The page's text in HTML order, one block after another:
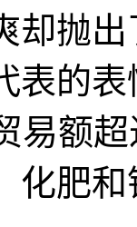
却抛
表的
易额
化肥